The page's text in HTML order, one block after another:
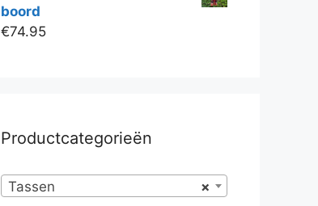
boord
€74.95
Productcategorieën
×
Tassen